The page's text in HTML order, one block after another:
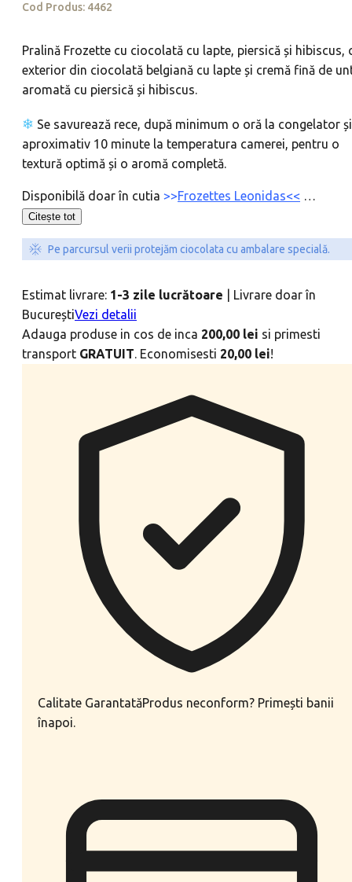
Cod Produs: 4462
Pralină Frozette cu ciocolată cu lapte, piersică și hibiscus,
exterior din ciocolată belgiană cu lapte și cremă fină de
aromată cu piersică și hibiscus.
❄ Se savurează rece, după minimum o oră la congelator și
aproximativ 10 minute la temperatura camerei, pentru o
textură optimă și o aromă completă.
Disponibilă doar în cutia >>Frozettes Leonidas<< …
Citește tot
Pe parcursul verii protejăm ciocolata cu ambalare specială.
Estimat livrare: 1-3 zile lucrătoare
Livrare doar în
BucureștiVezi detalii
Adauga produse in cos de inca 200,00 lei si primesti
transport GRATUIT. Economisesti 20,00 lei!
Calitate GarantatăProdus neconform? Primești banii
înapoi.